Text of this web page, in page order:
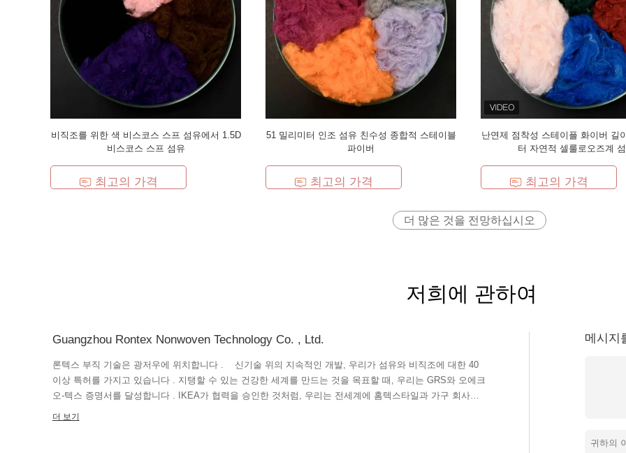
비직조를 위한 색 비스코스 스프 섬유에서 1.5D
비스코스 스프 섬유
최고의 가격
51 밀리미터 인조 섬유 친수성 종합적 스테이블
파이버
최고의 가격
난연제 점착성 스테이플 화이버 길
터 자연적 셀룰로오즈계
최고의 가격
더 많은 것을 전망하십시오
저희에 관하여
Guangzhou Rontex Nonwoven Technology Co. , Ltd.
론텍스 부직 기술은 광저우에 위치합니다 . 신기술 위의 지속적인 개발, 우리가 섬유와 비직조에 대한 40
이상 특허를 가지고 있습니다 . 지탱할 수 있는 건강한 세계를 만드는 것을 목표할 때, 우리는 GRS와 오에크
오-텍스 증명서를 달성합니다 . IKEA가 협력을 승인한 것처럼, 우리는 전세계에 홈텍스타일과 가구 회사와
함께 일했습니다 . 폴리에스터 스테이플 섬유를 위한 60000 톤과 폴리프로필렌 스테이플 섬유를 위한
더 보기
메시지